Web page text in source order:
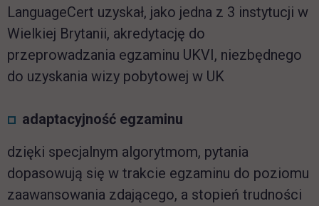
LanguageCert uzyskał, jako jedna z 3 instytucji w
Wielkiej Brytanii, akredytację do
przeprowadzania egzaminu UKVI, niezbędnego
do uzyskania wizy pobytowej w UK
adaptacyjność egzaminu
dzięki specjalnym algorytmom, pytania
dopasowują się w trakcie egzaminu do poziomu
zaawansowania zdającego, a stopień trudności